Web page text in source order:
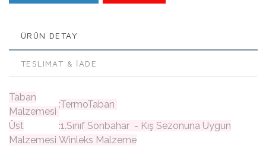
ÜRÜN DETAY
TESLIMAT & İADE
Taban
Malzemesi
:TermoTaban
Üst
Malzemesi
:1.Sınıf Sonbahar - Kış Sezonuna Uygun
Winleks Malzeme